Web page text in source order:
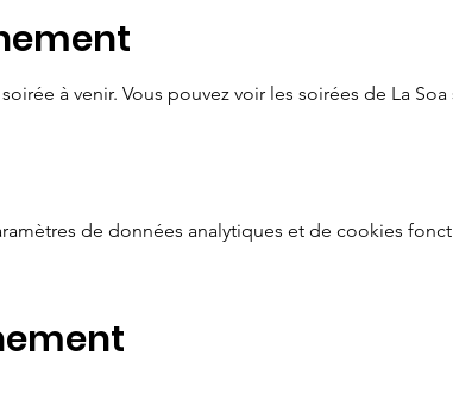
à venir. Vous pouvez voir les soirées de La Soa
de données analytiques et de cookies